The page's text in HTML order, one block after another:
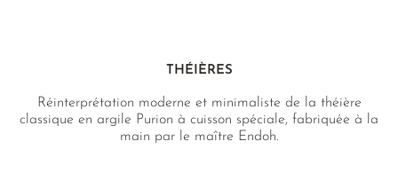
THÉIÈRES
Réinterprétation moderne et minimaliste de la théière
classique en argile Purion à cuisson spéciale, fabriquée à la
main par le maître Endoh.